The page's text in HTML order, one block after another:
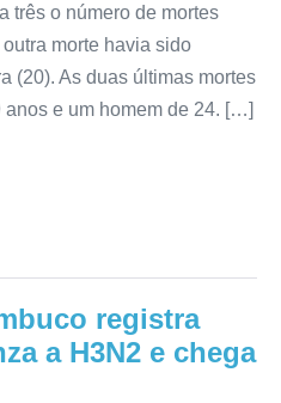
três o número de mortes
morte havia sido
(20). As duas últimas mortes
e um homem de 24. […]
registra
a H3N2 e chega